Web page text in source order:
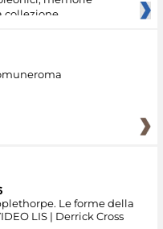
collezione
Le forme della
LIS | Derrick Cross